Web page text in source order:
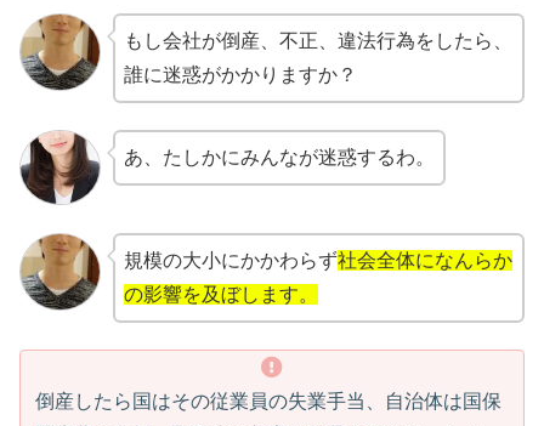
もし会社が倒産、不正、違法行為をしたら、
誰に迷惑がかかりますか？
あ、たしかにみんなが迷惑するわ。
規模の大小にかかわらず社会全体になんらか
の影響を及ぼします。
倒産したら国はその従業員の失業手当、自治体は国保